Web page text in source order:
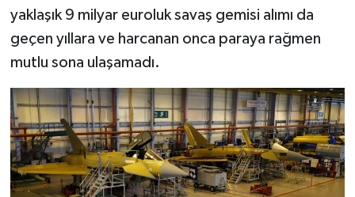
yaklaşık 9 milyar euroluk savaş gemisi alımı da
geçen yıllara ve harcanan onca paraya rağmen
mutlu sona ulaşamadı.